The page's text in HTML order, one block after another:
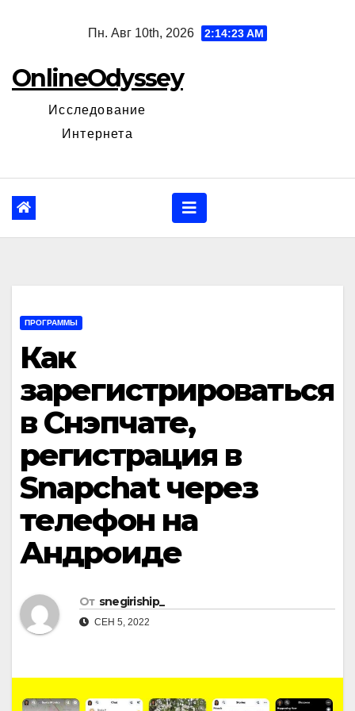
Пн. Авг 10th, 2026 2:14:25 AM
OnlineOdyssey
Исследование
Интернета
ПРОГРАММЫ
Как
зарегистрироваться
в Снэпчате,
регистрация в
Snapchat через
телефон на
Андроиде
От snegiriship_
СЕН 5, 2022